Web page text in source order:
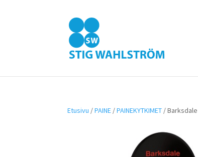
Etusivu /PAINE /PAINEKYTKIMET /